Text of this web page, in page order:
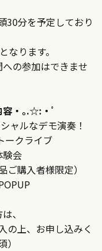
30分を予定しており
ります。
の参加はできませ
・｡.☆:・ﾟ
ャルなデモ演奏！
ークライブ
験会
購入者様限定）
、
の上、お申し込みく